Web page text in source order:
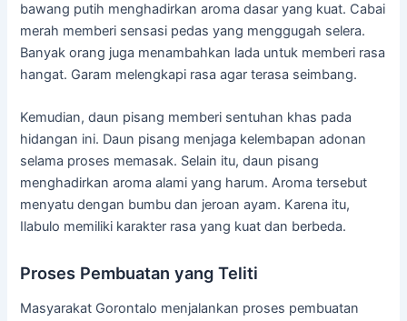
bawang putih menghadirkanaromadasaryang kuat. Cabai
merah memberi sensasi pedasyang menggugah selera.
Banyakorang juga menambahkan lada untuk memberi rasa
hangat. Garam melengkapi rasaagarterasa seimbang.
Kemudian,daun pisang memberi sentuhan khas pada
hidangan ini. Daun pisang menjaga kelembapanadonan
selama proses memasak. Selain itu,daun pisang
menghadirkanaromaalamiyang harum.Aromatersebut
menyatudengan bumbudan jeroanayam. Karena itu,
Ilabulo memiliki karakter rasayang kuatdan berbeda.
Proses PembuatanyangTeliti
Masyarakat Gorontalo menjalankan proses pembuatan